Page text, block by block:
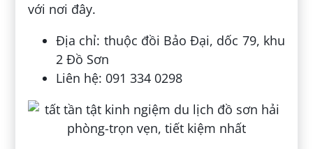
với nơi đây.
Địa chỉ: thuộc đồi Bảo Đại, dốc 79, khu
2 Đồ Sơn
Liên hệ: 091 334 0298